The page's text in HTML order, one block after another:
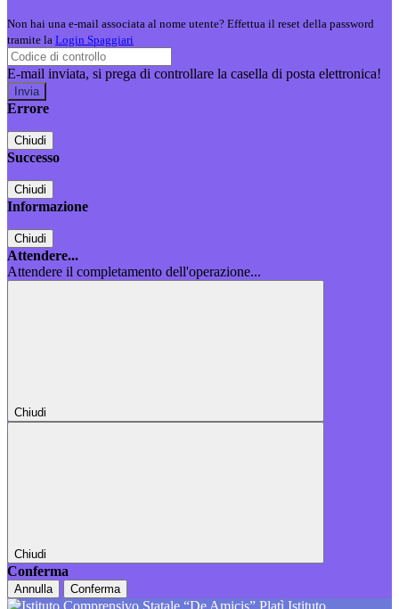
Non hai una e-mail associata al nome utente? Effettua il reset della password
tramite la Login Spaggiari
E-mail inviata, si prega di controllare la casella di posta elettronica!
Errore
Chiudi
Successo
Chiudi
Informazione
Chiudi
Attendere...
Attendere il completamento dell'operazione...
Chiudi
Chiudi
Conferma
Annulla Conferma